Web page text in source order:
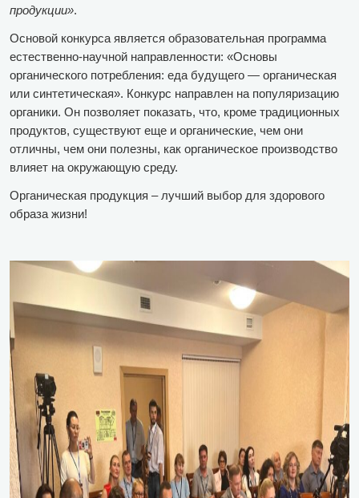
продукции».
Основой конкурса является образовательная программа
естественно-научной направленности: «Основы
органического потребления: еда будущего — органическая
или синтетическая». Конкурс направлен на популяризацию
органики. Он позволяет показать, что, кроме традиционных
продуктов, существуют еще и органические, чем они
отличны, чем они полезны, как органическое производство
влияет на окружающую среду.
Органическая продукция – лучший выбор для здорового
образа жизни!